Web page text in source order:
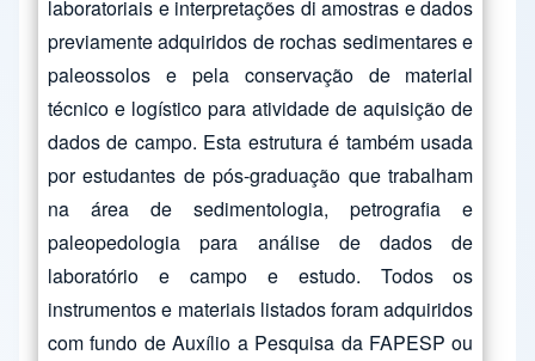
laboratoriais e interpretações di amostras e dados
previamente adquiridos de rochas sedimentares e
paleossolos e pela conservação de material
técnico e logístico para atividade de aquisição de
dados de campo. Esta estrutura é também usada
por estudantes de pós-graduação que trabalham
na área de sedimentologia, petrografia e
paleopedologia para análise de dados de
laboratório e campo e estudo. Todos os
instrumentos e materiais listados foram adquiridos
com fundo de Auxílio a Pesquisa da FAPESP ou